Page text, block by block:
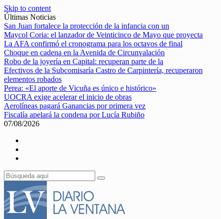
Skip to content
Últimas Noticias
San Juan fortalece la protección de la infancia con un
Maycol Coria: el lanzador de Veinticinco de Mayo que proyecta
La AFA confirmó el cronograma para los octavos de final
Choque en cadena en la Avenida de Circunvalación
Robo de la joyería en Capital: recuperan parte de la
Efectivos de la Subcomisaría Castro de Carpintería, recuperaron
elementos robados
Perea: «El aporte de Vicuña es único e histórico»
UOCRA exige acelerar el inicio de obras
Aerolíneas pagará Ganancias por primera vez
Fiscalía apelará la condena por Lucía Rubiño
07/08/2026